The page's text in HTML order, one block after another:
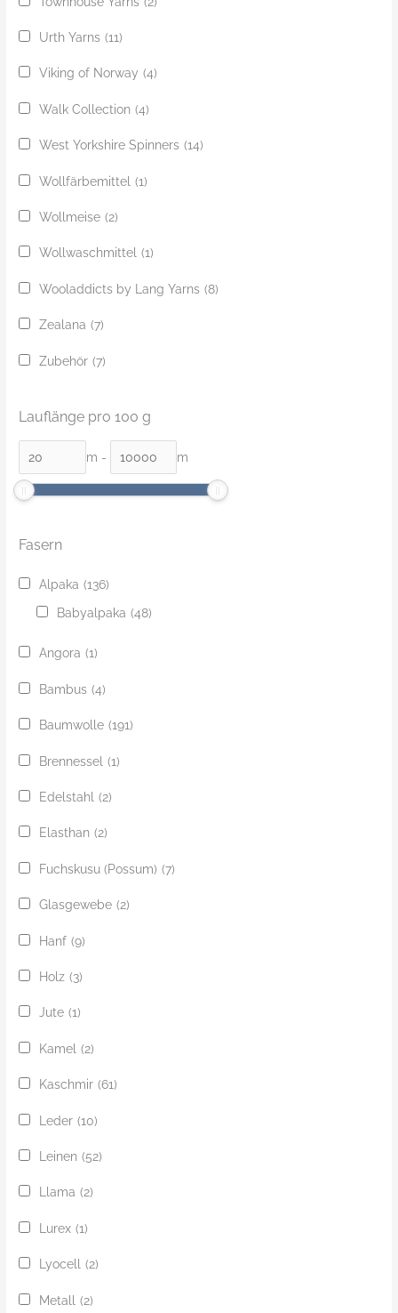
Urth Yarns (11)
Viking of Norway (4)
Walk Collection (4)
West Yorkshire Spinners (14)
Wollfärbemittel (1)
Wollmeise (2)
Wollwaschmittel (1)
Wooladdicts by Lang Yarns (8)
Zealana (7)
Zubehör (7)
Lauflänge pro 100 g
m - m
Fasern
Alpaka (136)
Babyalpaka (48)
Angora (1)
Bambus (4)
Baumwolle (191)
Brennessel (1)
Edelstahl (2)
Elasthan (2)
Fuchskusu (Possum) (7)
Glasgewebe (2)
Hanf (9)
Holz (3)
Jute (1)
Kamel (2)
Kaschmir (61)
Leder (10)
Leinen (52)
Llama (2)
Lurex (1)
Lyocell (2)
Metall (2)